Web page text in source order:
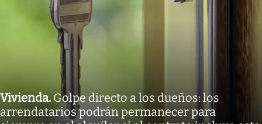
Vivienda. Golpe directo a los dueños: los
arrendatarios podrán permanecer para